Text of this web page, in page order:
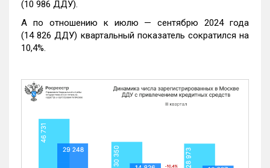
(10 986 ДДУ).
А по отношению к июлю — сентябрю 2024 года
(14 826 ДДУ) квартальный показатель сократился на
10,4%.